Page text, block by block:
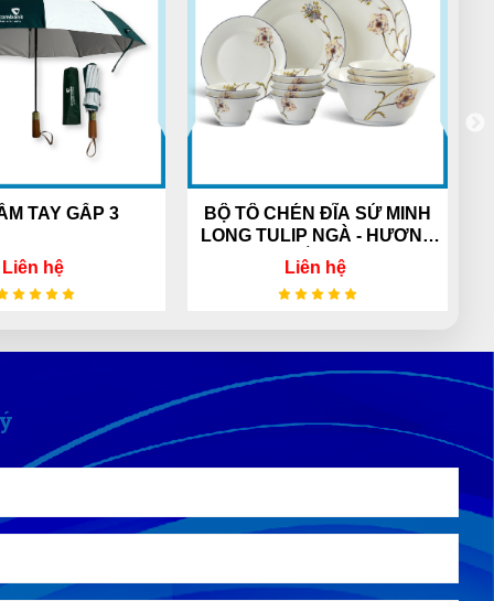
Thúy Hằng
(Đánh giá 1 năm trước)
Mua hàng vì chính sách và tin tưởng
Tuyết Trang
(Đánh giá 1 năm trước)
(Đánh giá 1 năm trước)
BỘ TÔ CHÉN ĐĨA SỨ MINH
LONG TULIP NGÀ - HƯƠNG
ÁO THUN CỔ TRỤ